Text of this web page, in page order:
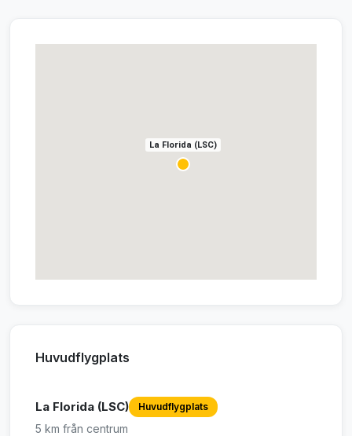
La Florida (LSC)
Huvudflygplats
La Florida (LSC) Huvudflygplats
5 km från centrum